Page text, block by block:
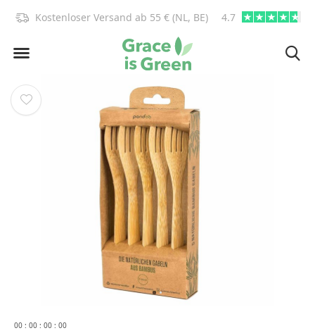
BE) info@graceisgreen.com Bis 16 Uhr bestellen,
4.7
00 : 00 : 00 : 00